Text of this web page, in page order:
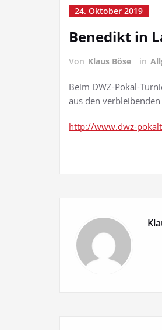
24. Oktober 2019
Benedikt in
Von Klaus Böse in
Beim DWZ-Pokal-
aus den
http://www.dwz-